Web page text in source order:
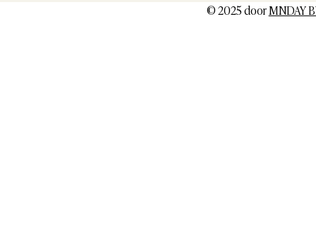
© 2025 doorMNDAY